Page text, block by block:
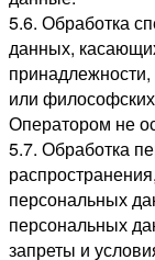
5.6. Обработка
данных,
принадлежности,
или
Оператором не
5.7. Обработка
персональных
персональных
запреты и